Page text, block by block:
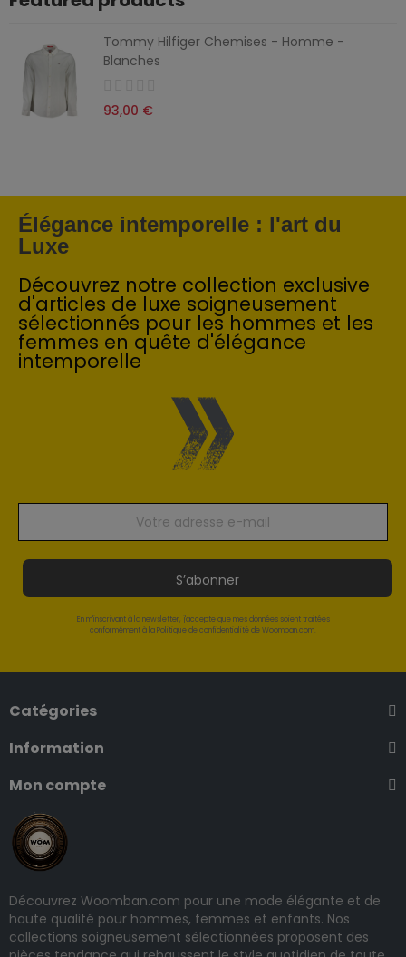
Tommy Hilfiger Chemises - Homme -
Blanches
93,00 €
Élégance intemporelle : l'art du
Luxe
Découvrez notre collection exclusive
d'articles de luxe soigneusement
sélectionnés pour les hommes et les
femmes en quête d'élégance
intemporelle
S’abonner
En m'inscrivant à la newsletter, j'accepte que mes données soient traitées
conformément à la Politique de confidentialité de Woomban.com.
Catégories
Information
Mon compte
Découvrez Woomban.com pour une mode élégante et de
haute qualité pour hommes, femmes et enfants. Nos
collections soigneusement sélectionnées proposent des